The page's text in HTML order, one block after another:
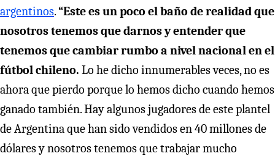
argentinos.“Este es un poco el baño de realidad que
nosotros tenemos que darnos y entender que
tenemos que cambiar rumbo a nivel nacional en el
fútbol chileno. Lo he dicho innumerables veces, no es
ahora que pierdo porque lo hemos dicho cuando hemos
ganado también. Hay algunos jugadores de este plantel
de Argentina que han sido vendidos en 40 millones de
dólares y nosotros tenemos que trabajar mucho